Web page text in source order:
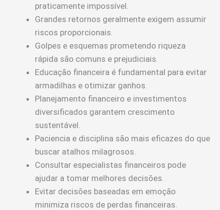
praticamente impossível.
Grandes retornos geralmente exigem assumir
riscos proporcionais.
Golpes e esquemas prometendo riqueza
rápida são comuns e prejudiciais.
Educação financeira é fundamental para evitar
armadilhas e otimizar ganhos.
Planejamento financeiro e investimentos
diversificados garantem crescimento
sustentável.
Paciencia e disciplina são mais eficazes do que
buscar atalhos milagrosos.
Consultar especialistas financeiros pode
ajudar a tomar melhores decisões.
Evitar decisões baseadas em emoção
minimiza riscos de perdas financeiras.